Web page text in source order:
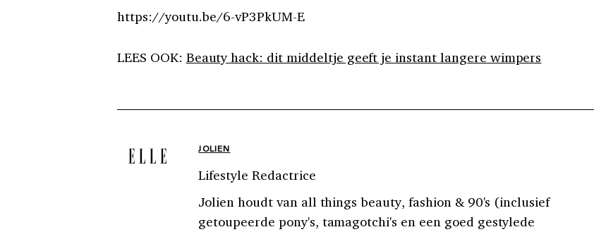
https://youtu.be/6-vP3PkUM-E
LEES OOK: Beauty hack: dit middeltje geeft je instant langere wimpers
JOLIEN
Lifestyle Redactrice
Jolien houdt van all things beauty, fashion & 90's (inclusief
getoupeerde pony's, tamagotchi's en een goed gestylede